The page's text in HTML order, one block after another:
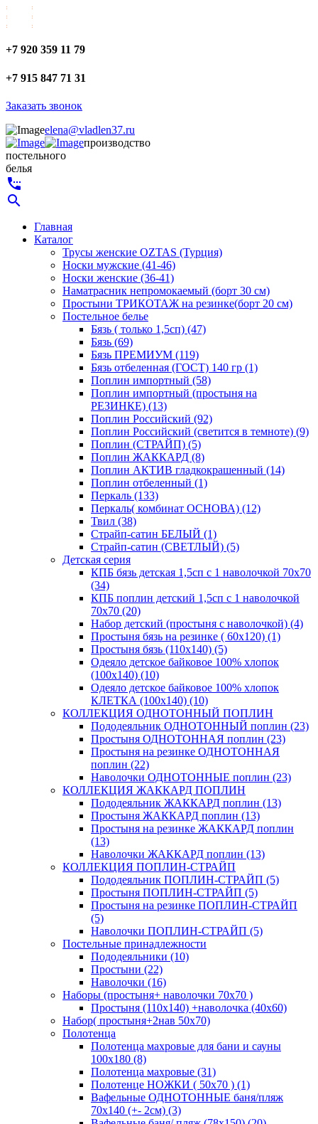
+7 920 359 11 79
+7 915 847 71 31
Заказать звонок
elena@vladlen37.ru
производство
постельного
белья
settings_phone
search
Главная
Каталог
Трусы женские OZTAS (Турция)
Носки мужские (41-46)
Носки женские (36-41)
Наматрасник непромокаемый (борт 30 см)
Простыни ТРИКОТАЖ на резинке(борт 20 см)
Постельное белье
Бязь ( только 1,5сп) (47)
Бязь (69)
Бязь ПРЕМИУМ (119)
Бязь отбеленная (ГОСТ) 140 гр (1)
Поплин импортный (58)
Поплин импортный (простыня на
РЕЗИНКЕ) (13)
Поплин Российский (92)
Поплин Российский (светится в темноте) (9)
Поплин (СТРАЙП) (5)
Поплин ЖАККАРД (8)
Поплин АКТИВ гладкокрашенный (14)
Поплин отбеленный (1)
Перкаль (133)
Перкаль( комбинат ОСНОВА) (12)
Твил (38)
Страйп-сатин БЕЛЫЙ (1)
Страйп-сатин (СВЕТЛЫЙ) (5)
Детская серия
КПБ бязь детская 1,5сп с 1 наволочкой 70х70
(34)
КПБ поплин детский 1,5сп с 1 наволочкой
70х70 (20)
Набор детский (простыня с наволочкой) (4)
Простыня бязь на резинке ( 60х120) (1)
Простыня бязь (110х140) (5)
Одеяло детское байковое 100% хлопок
(100х140) (10)
Одеяло детское байковое 100% хлопок
КЛЕТКА (100х140) (10)
КОЛЛЕКЦИЯ ОДНОТОННЫЙ ПОПЛИН
Пододеяльник ОДНОТОННЫЙ поплин (23)
Простыня ОДНОТОННАЯ поплин (23)
Простыня на резинке ОДНОТОННАЯ
поплин (22)
Наволочки ОДНОТОННЫЕ поплин (23)
КОЛЛЕКЦИЯ ЖАККАРД ПОПЛИН
Пододеяльник ЖАККАРД поплин (13)
Простыня ЖАККАРД поплин (13)
Простыня на резинке ЖАККАРД поплин
(13)
Наволочки ЖАККАРД поплин (13)
КОЛЛЕКЦИЯ ПОПЛИН-СТРАЙП
Пододеяльник ПОПЛИН-СТРАЙП (5)
Простыня ПОПЛИН-СТРАЙП (5)
Простыня на резинке ПОПЛИН-СТРАЙП
(5)
Наволочки ПОПЛИН-СТРАЙП (5)
Постельные принадлежности
Пододеяльники (10)
Простыни (22)
Наволочки (16)
Наборы (простыня+ наволочки 70х70 )
Простыня (110х140) +наволочка (40х60)
Набор( простыня+2нав 50х70)
Полотенца
Полотенца махровые для бани и сауны
100х180 (8)
Полотенца махровые (31)
Полотенце НОЖКИ ( 50х70 ) (1)
Вафельные ОДНОТОННЫЕ баня/пляж
70х140 (+- 2см) (3)